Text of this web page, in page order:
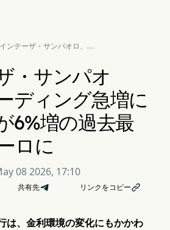
インテーザ・サンパオロ、ト
が6%増の過去最高28億ユー
に・サンパオ
ディング急増に
6%増の過去最
ロに
08 2026, 17:10
共有先 リンクをコピー
は、金利環境の変化にもかかわ